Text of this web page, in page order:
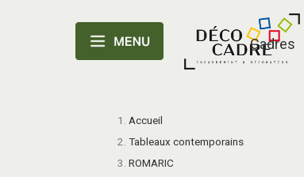
Cadres
Accueil
Tableaux contemporains
ROMARIC